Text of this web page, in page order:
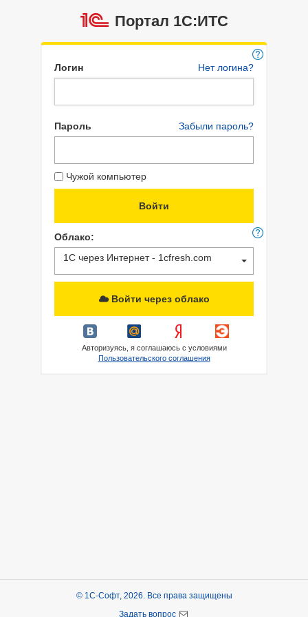
Портал 1C:ИТС
Логин Нет логина?
Пароль Забыли пароль?
Чужой компьютер
Облако:
1С через Интернет - 1cfresh.com
Войти через облако
Авторизуясь, я соглашаюсь с условиями
Пользовательского соглашения
© 1С-Софт, 2026. Все права защищены
Задать вопрос